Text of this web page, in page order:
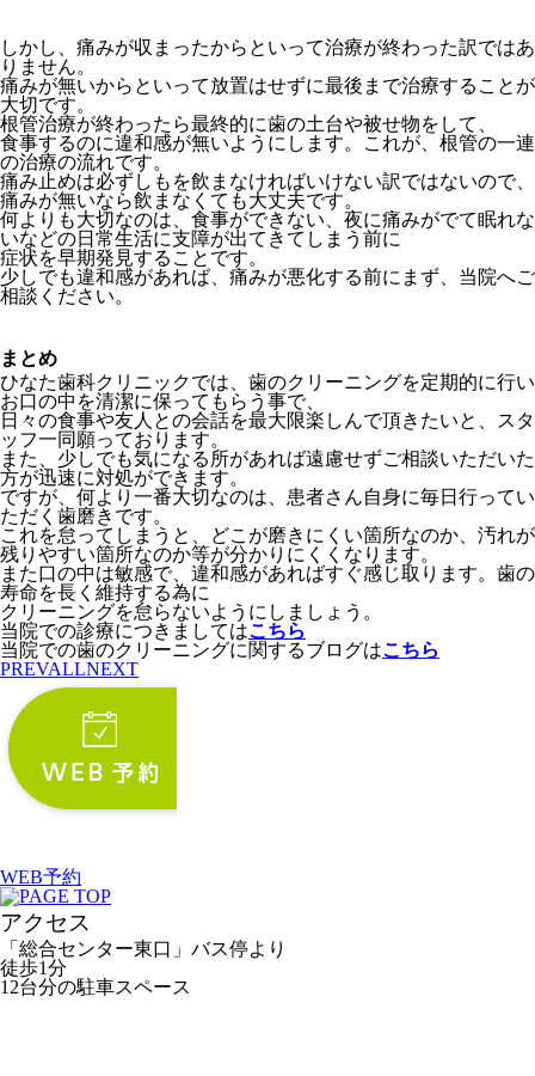
しかし、痛みが収まったからといって治療が終わった訳ではあ
りません。
痛みが無いからといって放置はせずに最後まで治療することが
大切です。
根管治療が終わったら最終的に歯の土台や被せ物をして、
食事するのに違和感が無いようにします。これが、根管の一連
の治療の流れです。
痛み止めは必ずしもを飲まなければいけない訳ではないので、
痛みが無いなら飲まなくても大丈夫です。
何よりも大切なのは、食事ができない、夜に痛みがでて眠れな
いなどの日常生活に支障が出てきてしまう前に
症状を早期発見することです。
少しでも違和感があれば、痛みが悪化する前にまず、当院へご
相談ください。
まとめ
ひなた歯科クリニックでは、歯のクリーニングを定期的に行い
お口の中を清潔に保ってもらう事で、
日々の食事や友人との会話を最大限楽しんで頂きたいと、スタ
ッフ一同願っております。
また、少しでも気になる所があれば遠慮せずご相談いただいた
方が迅速に対処ができます。
ですが、何より一番大切なのは、患者さん自身に毎日行ってい
ただく歯磨きです。
これを怠ってしまうと、どこが磨きにくい箇所なのか、汚れが
残りやすい箇所なのか等が分かりにくくなります。
また口の中は敏感で、違和感があればすぐ感じ取ります。歯の
寿命を長く維持する為に
クリーニングを怠らないようにしましょう。
当院での診療につきましてはこちら
当院での歯のクリーニングに関するブログはこちら
PREVALLNEXT
WEB予約
アクセス
「総合センター東口」バス停より
徒歩1分
12台分の駐車スペース